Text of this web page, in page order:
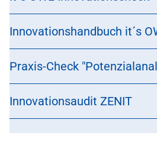
Innovationshandbuch it´s
Praxis-Check
Innovationsaudit ZENIT